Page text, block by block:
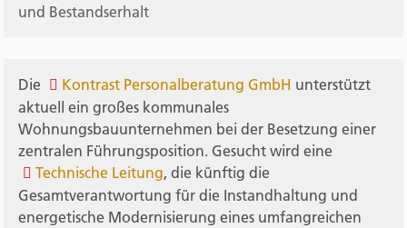
und Bestandserhalt
Die Kontrast Personalberatung GmbH unterstützt
aktuell ein großes kommunales
Wohnungsbauunternehmen bei der Besetzung einer
zentralen Führungsposition. Gesucht wird eine
Technische Leitung, die künftig die
Gesamtverantwortung für die Instandhaltung und
energetische Modernisierung eines umfangreichen